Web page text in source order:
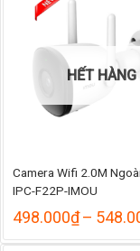
HẾT HÀNG
Camera Wifi 2.0M
IPC-F22P-IMOU
498.000₫–